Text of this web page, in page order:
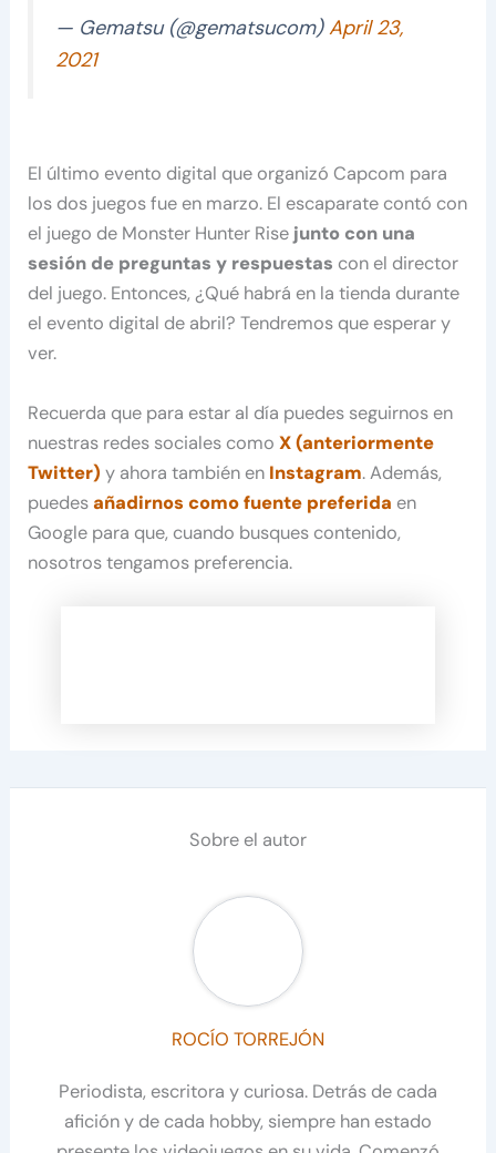
— Gematsu (@gematsucom)April 23,
2021
El último evento digital que organizó Capcom para
los dos juegos fue en marzo. El escaparate contó con
el juego de Monster Hunter Rise junto con una
sesión de preguntas y respuestas con el director
del juego. Entonces, ¿Qué habrá en la tienda durante
el evento digital de abril? Tendremos que esperar y
ver.
Recuerda que para estar al día puedes seguirnos en
nuestras redes sociales comoX (anteriormente
Twitter) y ahora también en Instagram. Además,
puedesañadirnos como fuente preferida en
Google para que, cuando busques contenido,
nosotros tengamos preferencia.
Sobre el autor
ROCÍO TORREJÓN
Periodista, escritora y curiosa. Detrás de cada
afición y de cada hobby, siempre han estado